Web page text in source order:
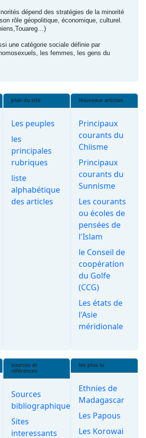
dépend des stratégies de la minorité
rôle géopolitique, économique, culturel.
une catégorie sociale définie par
les femmes, les gens du
plan du site
Les peuples
les
principales
rubriques
liste
alphabétique
des articles
Nouveaux articles
Principaux
courants du
Chiisme
Principaux
courants du
Sunnisme
Les courants
ou écoles de
pensées de
l'Islam
le Conseil de
coopération
du Golfe
(CCG)
Les états de
l'Asie
méridionale
sources et
références
Sources
bibliographiques
Sites
interessants
les plus lu
Ethnies de
Madagascar
Les Papous
Les Korowai